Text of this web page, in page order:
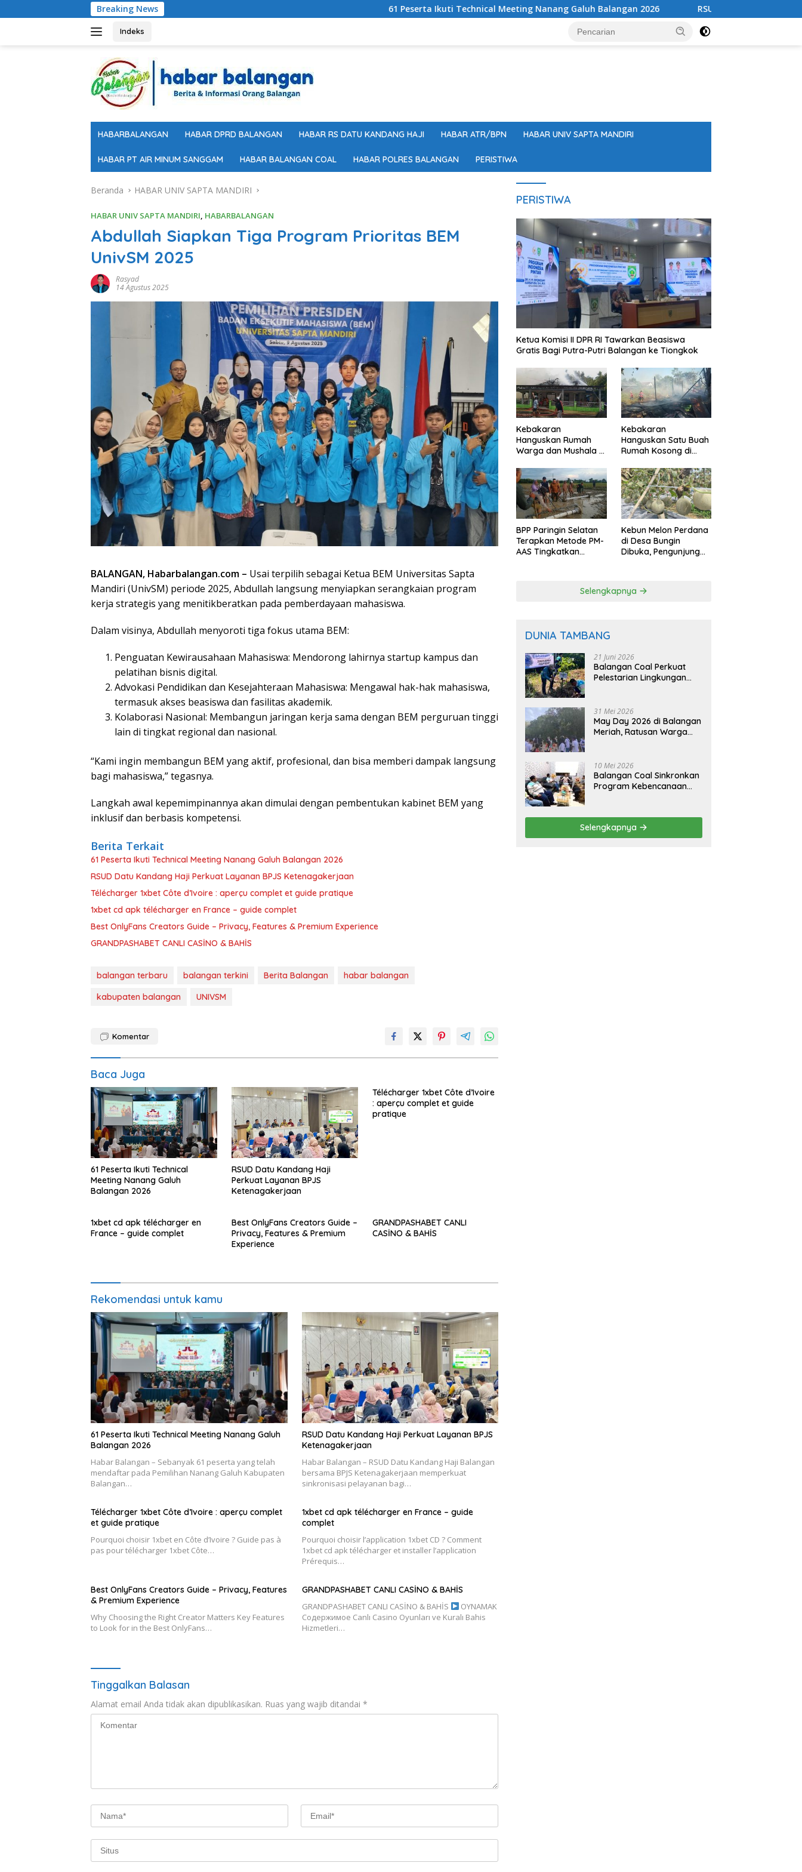
ke
Breaking News 61 Peserta Ikuti Technical Meeting Nanang Galuh Balangan 2026 RSUD Datu Kandang Haji Perkuat
Indeks
HABARBALANGAN HABAR DPRD BALANGAN HABAR RS DATU KANDANG HAJI HABAR ATR/BPN HABAR UNIV SAPTA MANDIRI
HABAR PT AIR MINUM SANGGAM HABAR BALANGAN COAL HABAR POLRES BALANGAN PERISTIWA
Beranda HABAR UNIV SAPTA MANDIRI
HABAR UNIV SAPTA MANDIRI, HABARBALANGAN
Abdullah Siapkan Tiga Program Prioritas BEM
UnivSM 2025
Rasyad
14 Agustus 2025
BALANGAN, Habarbalangan.com – Usai terpilih sebagai Ketua BEM Universitas Sapta
Mandiri (UnivSM) periode 2025, Abdullah langsung menyiapkan serangkaian program
kerja strategis yang menitikberatkan pada pemberdayaan mahasiswa.
Dalam visinya, Abdullah menyoroti tiga fokus utama BEM:
Penguatan Kewirausahaan Mahasiswa: Mendorong lahirnya startup kampus dan
pelatihan bisnis digital.
Advokasi Pendidikan dan Kesejahteraan Mahasiswa: Mengawal hak-hak mahasiswa,
termasuk akses beasiswa dan fasilitas akademik.
Kolaborasi Nasional: Membangun jaringan kerja sama dengan BEM perguruan tinggi
lain di tingkat regional dan nasional.
“Kami ingin membangun BEM yang aktif, profesional, dan bisa memberi dampak langsung
bagi mahasiswa,” tegasnya.
Langkah awal kepemimpinannya akan dimulai dengan pembentukan kabinet BEM yang
inklusif dan berbasis kompetensi.
Berita Terkait
61 Peserta Ikuti Technical Meeting Nanang Galuh Balangan 2026
RSUD Datu Kandang Haji Perkuat Layanan BPJS Ketenagakerjaan
Télécharger 1xbet Côte d’Ivoire : aperçu complet et guide pratique
1xbet cd apk télécharger en France – guide complet
Best OnlyFans Creators Guide – Privacy, Features & Premium Experience
GRANDPASHABET CANLI CASİNO & BAHİS
balangan terbaru balangan terkini Berita Balangan
habar balangan
kabupaten balangan
UNIVSM
Komentar
Baca Juga
61 Peserta Ikuti Technical
Meeting Nanang Galuh
Balangan 2026
RSUD Datu Kandang Haji
Perkuat Layanan BPJS
Ketenagakerjaan
Télécharger 1xbet Côte d’Ivoire
: aperçu complet et guide
pratique
1xbet cd apk télécharger en
France – guide complet
Best OnlyFans Creators Guide –
Privacy, Features & Premium
Experience
GRANDPASHABET CANLI
CASİNO & BAHİS
Rekomendasi untuk kamu
61 Peserta Ikuti Technical Meeting Nanang Galuh
Balangan 2026
Habar Balangan – Sebanyak 61 peserta yang telah
mendaftar pada Pemilihan Nanang Galuh Kabupaten
Balangan…
RSUD Datu Kandang Haji Perkuat Layanan BPJS
Ketenagakerjaan
Habar Balangan – RSUD Datu Kandang Haji Balangan
bersama BPJS Ketenagakerjaan memperkuat
sinkronisasi pelayanan bagi…
Télécharger 1xbet Côte d’Ivoire : aperçu complet
et guide pratique
Pourquoi choisir 1xbet en Côte d’Ivoire ? Guide pas à
pas pour télécharger 1xbet Côte…
1xbet cd apk télécharger en France – guide
complet
Pourquoi choisir l’application 1xbet CD ? Comment
1xbet cd apk télécharger et installer l’application
Prérequis…
Best OnlyFans Creators Guide – Privacy, Features
& Premium Experience
Why Choosing the Right Creator Matters Key Features
to Look for in the Best OnlyFans…
GRANDPASHABET CANLI CASİNO & BAHİS
GRANDPASHABET CANLI CASİNO & BAHİS
OYNAMAK
Содержимое Canlı Casino Oyunları ve Kuralı Bahis
Hizmetleri…
Tinggalkan Balasan
Alamat email Anda tidak akan dipublikasikan. Ruas yang wajib ditandai *
PERISTIWA
Ketua Komisi II DPR RI Tawarkan Beasiswa
Gratis Bagi Putra-Putri Balangan ke Tiongkok
Kebakaran
Hanguskan Rumah
Warga dan Mushala di
Terdampak
Kebakaran
Hanguskan Satu Buah
Rumah Kosong di
BPP Paringin Selatan
Terapkan Metode PM-
AAS Tingkatkan
Kebun Melon Perdana
di Desa Bungin
Dibuka, Pengunjung
Selengkapnya
DUNIA TAMBANG
21 Juni 2026
Balangan Coal Perkuat
Pelestarian Lingkungan
31 Mei 2026
May Day 2026 di Balangan
Meriah, Ratusan Warga
10 Mei 2026
Balangan Coal Sinkronkan
Program Kebencanaan
Selengkapnya